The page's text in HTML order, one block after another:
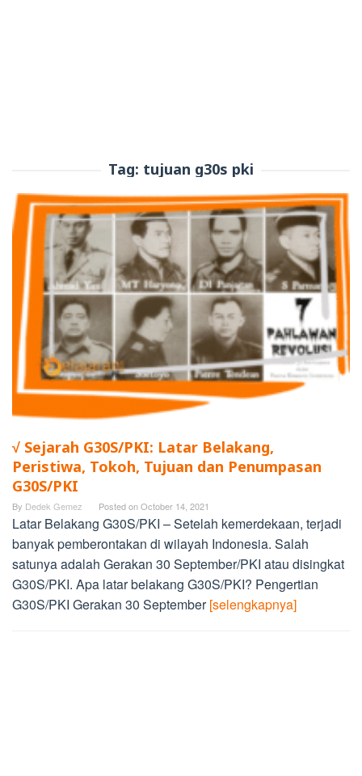
Tag: tujuan g30s pki
√ Sejarah G30S/PKI: Latar Belakang,
Peristiwa, Tokoh, Tujuan dan Penumpasan
G30S/PKI
By Dedek Gemez Posted onOctober 14, 2021
Latar Belakang G30S/PKI – Setelah kemerdekaan, terjadi
banyak pemberontakan di wilayah Indonesia. Salah
satunya adalah Gerakan 30 September/PKI atau disingkat
G30S/PKI. Apa latar belakang G30S/PKI? Pengertian
G30S/PKI Gerakan 30 September[selengkapnya]